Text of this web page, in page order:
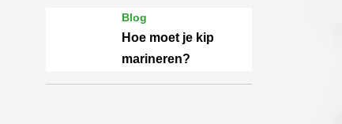
Blog
Hoe moet je kip
marineren?